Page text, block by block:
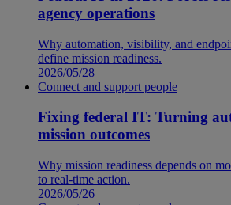
agency operations
Why automation, visibility, and
define mission readiness.
2026/05/28
Connect and support people
Fixing federal IT: Turning
mission outcomes
Why mission readiness depends on
to real-time action.
2026/05/26